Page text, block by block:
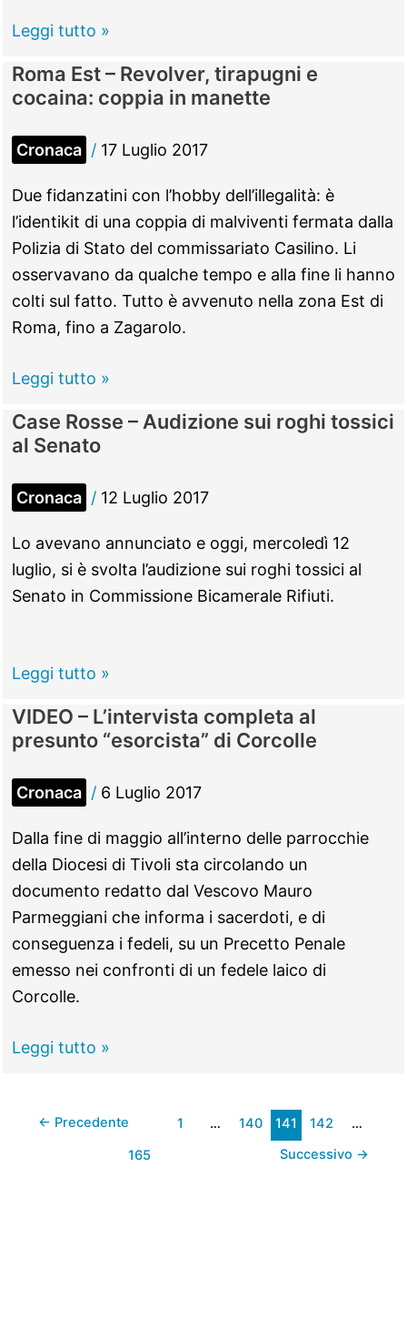
Papa
ha
nominato
Parmeggiani
amministratore
apostolico
di
Palestrina
Leggi tutto »
Roma Est – Revolver, tirapugni e
cocaina: coppia in manette
Cronaca / 17 Luglio 2017
Due fidanzatini con l’hobby dell’illegalità: è
l’identikit di una coppia di malviventi fermata dalla
Polizia di Stato del commissariato Casilino. Li
osservavano da qualche tempo e alla fine li hanno
colti sul fatto. Tutto è avvenuto nella zona Est di
Roma, fino a Zagarolo.
Roma
–
Revolver,
tirapugni
e
cocaina:
coppia
in
Leggi tutto »
Case Rosse – Audizione sui roghi tossici
al Senato
Cronaca / 12 Luglio 2017
Lo avevano annunciato e oggi, mercoledì 12
luglio, si è svolta l’audizione sui roghi tossici al
Senato in Commissione Bicamerale Rifiuti.
Case
–
Audizione
sui
roghi
tossici
al
Senato
Leggi tutto »
VIDEO – L’intervista completa al
presunto “esorcista” di Corcolle
Cronaca / 6 Luglio 2017
Dalla fine di maggio all’interno delle parrocchie
della Diocesi di Tivoli sta circolando un
documento redatto dal Vescovo Mauro
Parmeggiani che informa i sacerdoti, e di
conseguenza i fedeli, su un Precetto Penale
emesso nei confronti di un fedele laico di
Corcolle.
VIDEO
completa
Leggi tutto »
← Precedente 1 … 140 141 142
…
165
Successivo →